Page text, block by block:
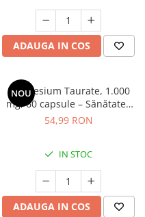
ADAUGA IN COS
NOU
Magnesium Taurate, 1.000
mg, 60 capsule – Sănătatea
Inimii, Relaxare Mentală și
54,99 RON
IN STOC
ADAUGA IN COS